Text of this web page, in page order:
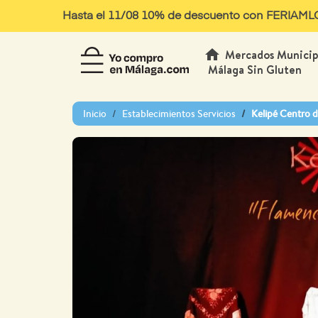
Hasta el 11/08 10% de descuento con
home Mercados
Málaga Sin Gluten
Inicio Establecimientos Servicios Kelipé Centro